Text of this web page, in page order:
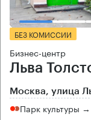
БЕЗ КОМИССИИ
Бизнес-центр
Льва
Москва, улица
Парк культуры